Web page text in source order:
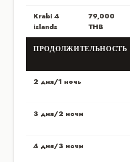
Krabi 4
islands
79,000
THB
ПРОДОЛЖИТЕЛЬНОСТЬ
2 дня/1 ночь
3 дня/2 ночи
4 дня/3 ночи